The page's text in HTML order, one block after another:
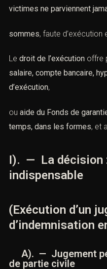
victimes ne parviennent
sommes, faute d’exécution
Le droit de l’exécution offre
salaire, compte bancaire,
d’exécution,
ou aide du Fonds de
temps, dans les formes, et
I). — La décision
indispensable
(Exécution d’un
d’indemnisation
A). — Jugement
de partie civile